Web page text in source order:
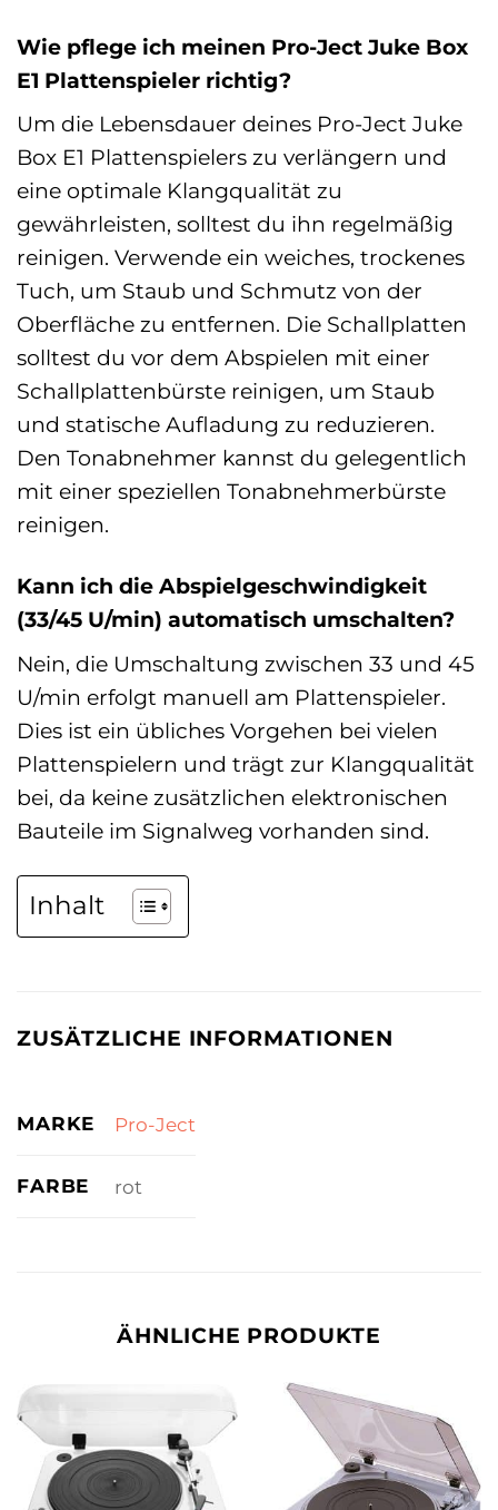
Wie pflege ich meinen Pro-Ject Juke Box
E1 Plattenspieler richtig?
Um die Lebensdauer deines Pro-Ject Juke
Box E1 Plattenspielers zu verlängern und
eine optimale Klangqualität zu
gewährleisten, solltest du ihn regelmäßig
reinigen. Verwende ein weiches, trockenes
Tuch, um Staub und Schmutz von der
Oberfläche zu entfernen. Die Schallplatten
solltest du vor dem Abspielen mit einer
Schallplattenbürste reinigen, um Staub
und statische Aufladung zu reduzieren.
Den Tonabnehmer kannst du gelegentlich
mit einer speziellen Tonabnehmerbürste
reinigen.
Kann ich die Abspielgeschwindigkeit
(33/45 U/min) automatisch umschalten?
Nein, die Umschaltung zwischen 33 und 45
U/min erfolgt manuell am Plattenspieler.
Dies ist ein übliches Vorgehen bei vielen
Plattenspielern und trägt zur Klangqualität
bei, da keine zusätzlichen elektronischen
Bauteile im Signalweg vorhanden sind.
Inhalt
ZUSÄTZLICHE INFORMATIONEN
MARKE Pro-Ject
FARBE rot
ÄHNLICHE PRODUKTE